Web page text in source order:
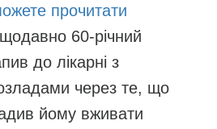
прочитати
60-річний
до лікарні з
через те, що
йому вживати